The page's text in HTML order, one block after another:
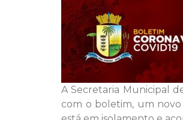
A Secretaria Municipal
com o boletim, um